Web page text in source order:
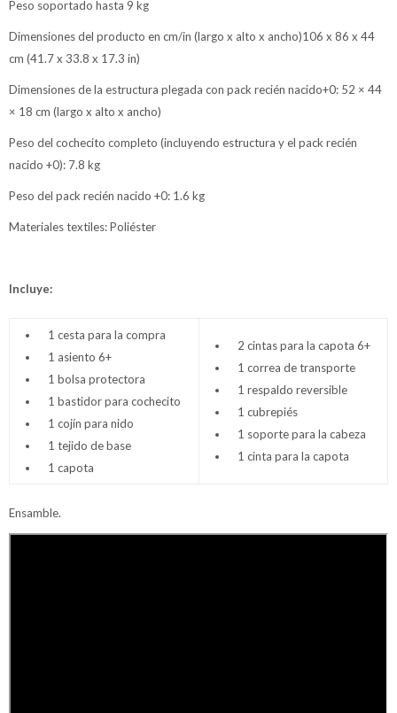
Peso soportado hasta 9 kg
Dimensiones del producto en cm/in (largo x alto x ancho)106 x 86 x 44
cm (41.7 x 33.8 x 17.3 in)
Dimensiones de la estructura plegada con pack recién nacido+0: 52 × 44
× 18 cm (largo x alto x ancho)
Peso del cochecito completo (incluyendo estructura y el pack recién
nacido +0): 7.8 kg
Peso del pack recién nacido +0: 1.6 kg
Materiales textiles: Poliéster
Incluye:
1 cesta para la compra
1 asiento 6+
1 bolsa protectora
1 bastidor para cochecito
1 cojín para nido
1 tejido de base
1 capota
2 cintas para la capota 6+
1 correa de transporte
1 respaldo reversible
1 cubrepiés
1 soporte para la cabeza
1 cinta para la capota
Ensamble.